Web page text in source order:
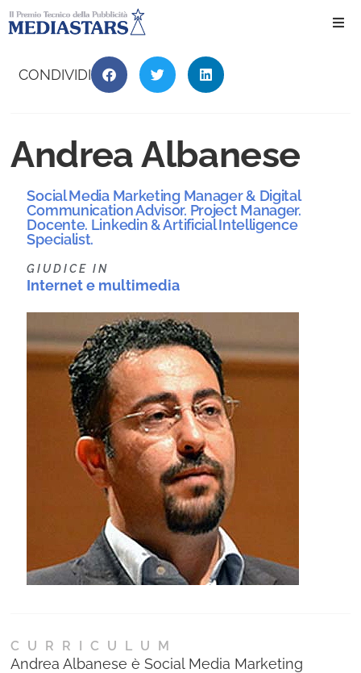
CONDIVIDI
Andrea Albanese
Social Media Marketing Manager & Digital
Communication Advisor. Project Manager.
Docente. Linkedin & Artificial Intelligence
Specialist.
GIUDICE IN
Internet e multimedia
CURRICULUM
Andrea Albanese è Social Media Marketing